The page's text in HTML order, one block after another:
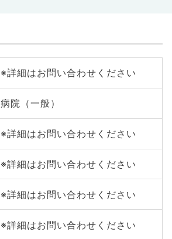
※詳細はお問い合わせください
病院（一般）
※詳細はお問い合わせください
※詳細はお問い合わせください
※詳細はお問い合わせください
※詳細はお問い合わせください